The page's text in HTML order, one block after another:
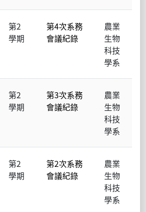
第2
學期
第4次系務
會議紀錄
農業
生物
科技
學系
第2
學期
第3次系務
會議紀錄
農業
生物
科技
學系
第2
學期
第2次系務
會議紀錄
農業
生物
科技
學系